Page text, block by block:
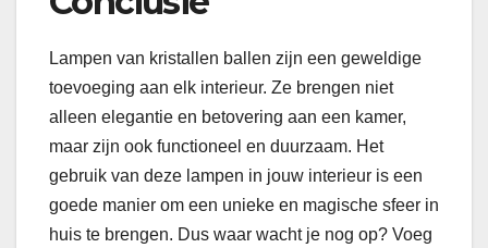
Lampen van kristallen ballen zijn een geweldige
toevoeging aan elk interieur. Ze brengen niet
alleen elegantie en betovering aan een kamer,
maar zijn ook functioneel en duurzaam. Het
gebruik van deze lampen in jouw interieur is een
goede manier om een unieke en magische sfeer in
huis te brengen. Dus waar wacht je nog op? Voeg